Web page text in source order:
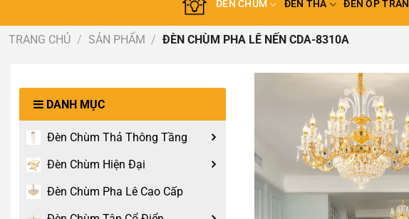
ĐÈN CHÙM ĐÈN THẢ ĐÈN ỐP TRẦN
TRANG CHỦ / SẢN PHẨM / ĐÈN CHÙM PHA LÊ NẾN CDA-8310A
DANH MỤC
Đèn Chùm Thả Thông Tầng
Đèn Chùm Hiện Đại
Đèn Chùm Pha Lê Cao Cấp